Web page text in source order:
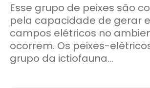
Esse grupo de peixes são
pela capacidade de gerar
campos elétricos no
ocorrem. Os peixes-elétricos são um
grupo da ictiofauna...